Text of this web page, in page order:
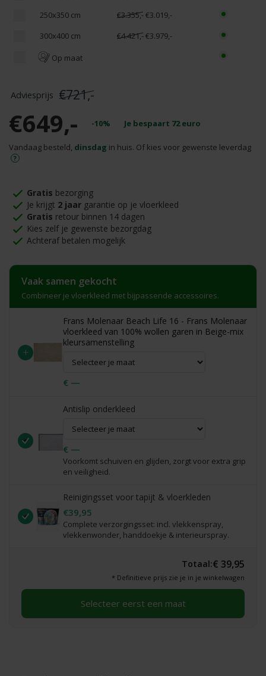
250x350 cm
€3.355,-€3.019,-
300x400 cm
€4.421,-€3.979,-
Op maat
€721,-
€649,- -10% Je bespaart 72euro
Vandaag besteld, dinsdag in huis. Of kies voor gewenste leverdag
Gratis bezorging
Je krijgt 2 jaar garantie op je vloerkleed
Gratis retour binnen 14 dagen
Kies zelf je gewenste bezorgdag
Achteraf betalen mogelijk
Vaak samen gekocht
Combineer je vloerkleed met bijpassende accessoires.
+
Frans Molenaar Beach Life 16 - Frans Molenaar
vloerkleed van 100% wollen garen in Beige-mix
kleursamenstelling
€ —
Antislip onderkleed
€ —
Voorkomt schuiven en glijden, zorgt voor extra grip
en veiligheid.
Reinigingsset voor tapijt & vloerkleden
€39,95
Complete verzorgingsset: incl. vlekkenspray,
vlekkenwonder, handdoekje & interieurspray.
Totaal:€ 39,95
* Definitieve prijs zie je in je winkelwagen
Selecteer eerst een maat